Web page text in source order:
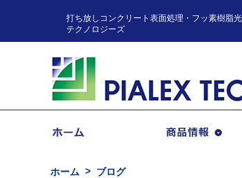
打ち放しコンクリート表面処理・フッ素樹脂
テクノロジーズ
ホーム ブログ